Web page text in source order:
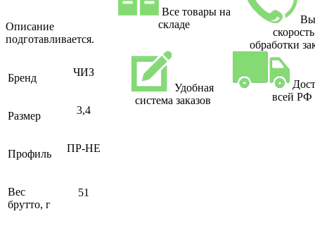
Описание
подготавливается.
Бренд ЧИЗ
Размер 3,4
Профиль ПР-НЕ
Вес
брутто, г
51
Все товары на
складе
скорость
обработки
Удобная
система заказов
всей РФ